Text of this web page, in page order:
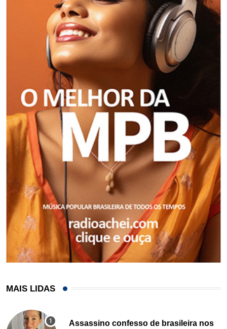
MAIS LIDAS
Assassino confesso de brasileira nos